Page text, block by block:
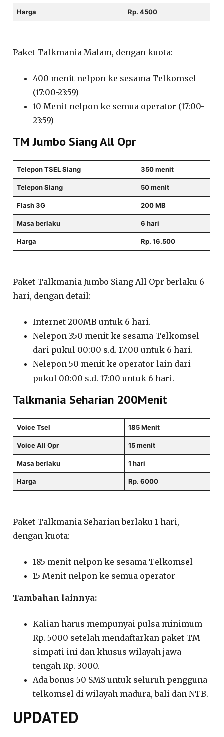
Harga Rp. 4500
Paket Talkmania Malam, dengan kuota:
400 menit nelpon ke sesama Telkomsel
(17:00-23:59)
10 Menit nelpon ke semua operator (17:00-
23:59)
TM Jumbo Siang All Opr
Telepon TSEL Siang 350 menit
Telepon Siang 50 menit
Flash 3G 200 MB
Masa berlaku 6 hari
Harga Rp. 16.500
Paket Talkmania Jumbo Siang All Opr berlaku 6
hari, dengan detail:
Internet 200MB untuk 6 hari.
Nelepon 350 menit ke sesama Telkomsel
dari pukul 00:00 s.d. 17:00 untuk 6 hari.
Nelepon 50 menit ke operator lain dari
pukul 00:00 s.d. 17:00 untuk 6 hari.
Talkmania Seharian 200Menit
Voice Tsel 185 Menit
Voice All Opr 15 menit
Masa berlaku 1 hari
Harga Rp. 6000
Paket Talkmania Seharian berlaku 1 hari,
dengan kuota:
185 menit nelpon ke sesama Telkomsel
15 Menit nelpon ke semua operator
Tambahan lainnya:
Kalian harus mempunyai pulsa minimum
Rp. 5000 setelah mendaftarkan paket TM
simpati ini dan khusus wilayah jawa
tengah Rp. 3000.
Ada bonus 50 SMS untuk seluruh pengguna
telkomsel di wilayah madura, bali dan NTB.
UPDATED